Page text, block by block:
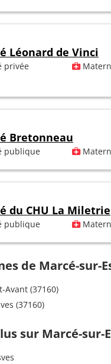
Léonard de Vinci
privée
Bretonneau
publique
du CHU La Miletrie
publique
de Marcé-sur-
Avant (37160)
(37160)
sur Marcé-sur-